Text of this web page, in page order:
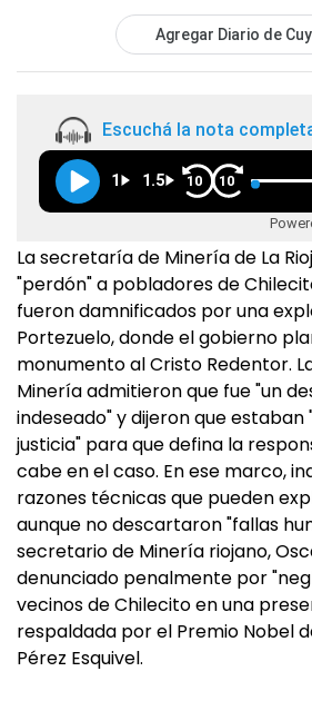
Agregar Diario de
Escuchá la nota
1 1.5 10 10
La secretaría de Minería de La
"perdón" a pobladores de
fueron damnificados por una
Portezuelo, donde el gobierno
monumento al Cristo Redentor.
Minería admitieron que fue "un
indeseado" y dijeron que estaban
justicia" para que defina la
cabe en el caso. En ese marco,
razones técnicas que pueden
aunque no descartaron "fallas
secretario de Minería riojano,
denunciado penalmente por
vecinos de Chilecito en una
respaldada por el Premio Nobel
Pérez Esquivel.